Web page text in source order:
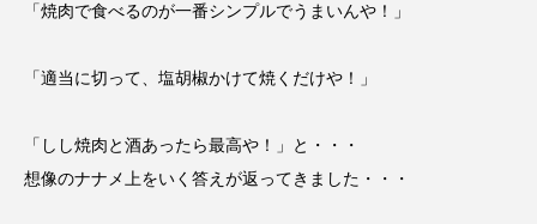
「焼肉で食べるのが一番シンプルでうまいんや！」
「適当に切って、塩胡椒かけて焼くだけや！」
「しし焼肉と酒あったら最高や！」と・・・
想像のナナメ上をいく答えが返ってきました・・・